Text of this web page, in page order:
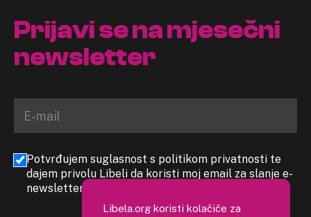
Prijavi se na mjesečni
newsletter
Potvrđujem suglasnost s politikom privatnosti te
dajem privolu Libeli da koristi moj email za slanje e-
newslettera
Libela.org koristi kolačiće za